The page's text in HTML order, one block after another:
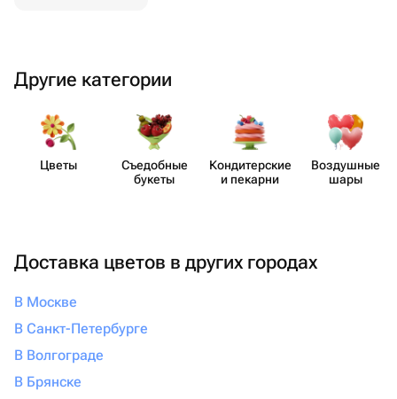
Другие категории
Цветы
Съедобные
букеты
Кондит​ерские
и пекарни
Воздушные
шары
Доставка цветов в других городах
В Москве
В Санкт-Петербурге
В Волгограде
В Брянске